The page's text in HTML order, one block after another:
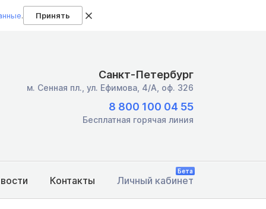
. Принять
Санкт-Петербург
м. Сенная пл., ул. Ефимова, 4/А, оф. 326
8 800 100 04 55
Бесплатная горячая линия
Контакты Личный кабинет
Бета